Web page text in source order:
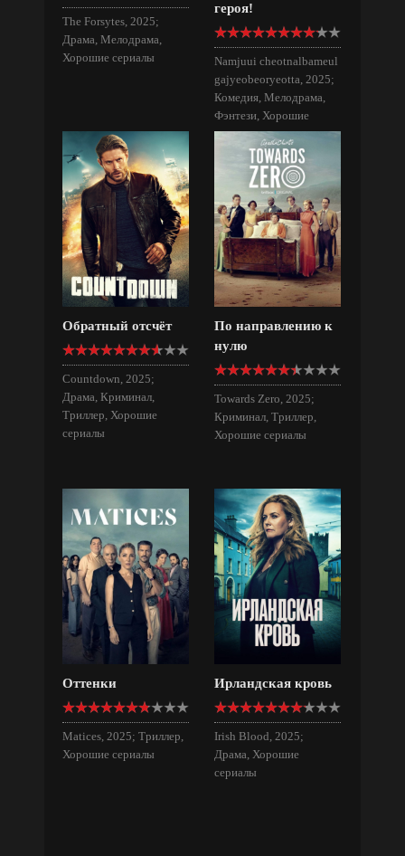
The Forsytes, 2025;
Драма, Мелодрама,
Хорошие сериалы
героя!
Namjuui cheotnalbameul
gajyeobeoryeotta, 2025;
Комедия, Мелодрама,
Фэнтези, Хорошие
сериалы
Обратный отсчёт
Countdown, 2025;
Драма, Криминал,
Триллер, Хорошие
сериалы
По направлению к
нулю
Towards Zero, 2025;
Криминал, Триллер,
Хорошие сериалы
Оттенки
Matices, 2025; Триллер,
Хорошие сериалы
Ирландская кровь
Irish Blood, 2025;
Драма, Хорошие
сериалы